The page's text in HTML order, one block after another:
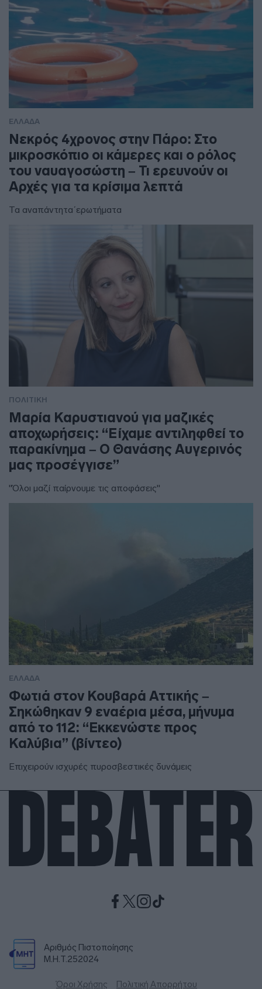
ΕΛΛΑΔΑ
Νεκρός 4χρονος στην Πάρο: Στο
μικροσκόπιο οι κάμερες και ο ρόλος
του ναυαγοσώστη – Τι ερευνούν οι
Αρχές για τα κρίσιμα λεπτά
Τα αναπάντητα΄ερωτήματα
ΠΟΛΙΤΙΚΗ
Μαρία Καρυστιανού για μαζικές
αποχωρήσεις: “Είχαμε αντιληφθεί το
παρακίνημα – Ο Θανάσης Αυγερινός
μας προσέγγισε”
"Όλοι μαζί παίρνουμε τις αποφάσεις"
ΕΛΛΑΔΑ
Φωτιά στον Κουβαρά Αττικής –
Σηκώθηκαν 9 εναέρια μέσα, μήνυμα
από το 112: “Εκκενώστε προς
Καλύβια” (βίντεο)
Επιχειρούν ισχυρές πυροσβεστικές δυνάμεις
Αριθμός Πιστοποίησης
Μ.Η.Τ.252024
Όροι Χρήσης Πολιτική Απορρήτου